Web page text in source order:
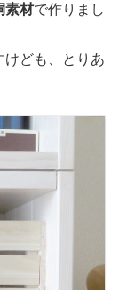
素材で作りまし
けども、とりあ